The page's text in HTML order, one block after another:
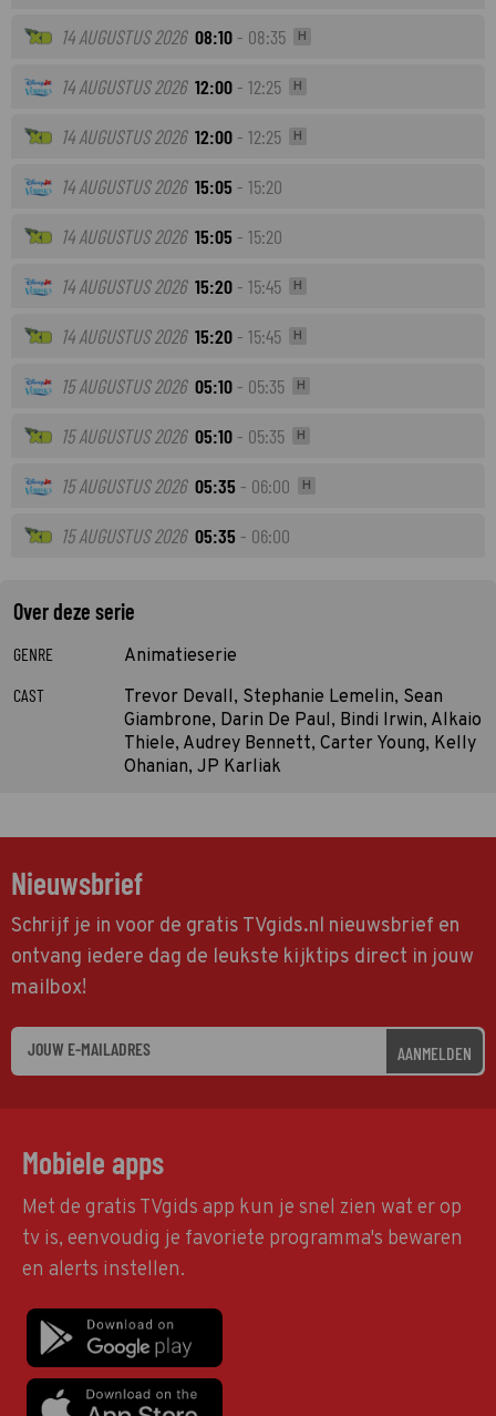
14 AUGUSTUS 2026 08:10 - 08:35 H
14 AUGUSTUS 2026 12:00 - 12:25 H
14 AUGUSTUS 2026 12:00 - 12:25 H
14 AUGUSTUS 2026 15:05 - 15:20
14 AUGUSTUS 2026 15:05 - 15:20
14 AUGUSTUS 2026 15:20 - 15:45 H
14 AUGUSTUS 2026 15:20 - 15:45 H
15 AUGUSTUS 2026 05:10 - 05:35 H
15 AUGUSTUS 2026 05:10 - 05:35 H
15 AUGUSTUS 2026 05:35 - 06:00 H
15 AUGUSTUS 2026 05:35 - 06:00
Over deze serie
GENRE Animatieserie
CAST
Trevor Devall, Stephanie Lemelin, Sean
Giambrone, Darin De Paul, Bindi Irwin, Alkaio
Thiele, Audrey Bennett, Carter Young, Kelly
Ohanian, JP Karliak
Nieuwsbrief
Schrijf je in voor de gratis TVgids.nl nieuwsbrief en
ontvang iedere dag de leukste kijktips direct in jouw
mailbox!
AANMELDEN
Mobiele apps
Met de gratis TVgids app kun je snel zien wat er op
tv is, eenvoudig je favoriete programma's bewaren
en alerts instellen.